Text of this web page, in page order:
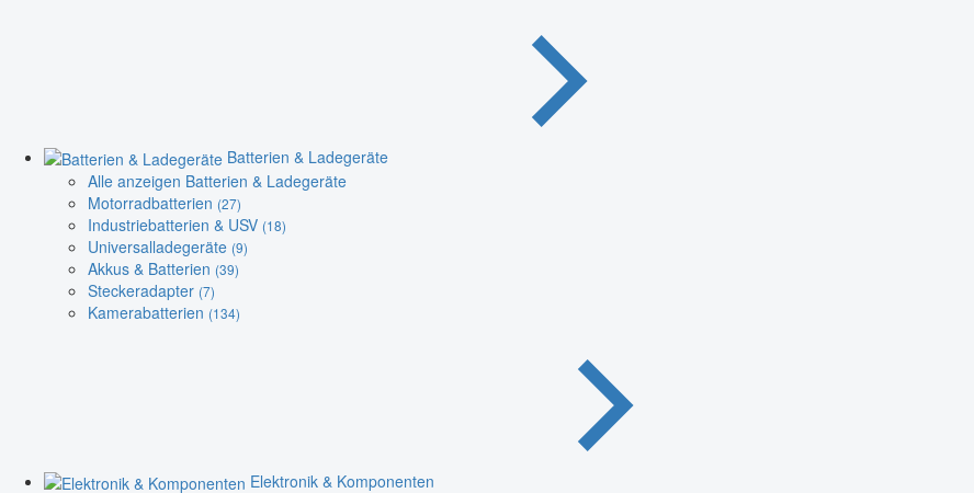
Batterien & Ladegeräte
Alle anzeigen Batterien & Ladegeräte
Motorradbatterien (27)
Industriebatterien & USV (18)
Universalladegeräte (9)
Akkus & Batterien (39)
Steckeradapter (7)
Kamerabatterien (134)
Elektronik & Komponenten